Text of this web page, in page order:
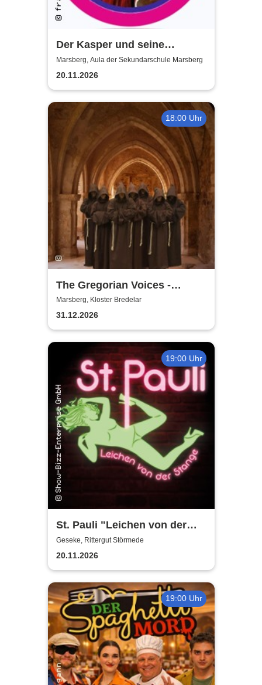
Der Kasper und seine
Freunde kommen zu euch!
frabe-figurentheater
Marsberg, Aula der Sekundarschule Marsberg
20.11.2026
18:00 Uhr
The Gregorian Voices -
Gregorianik zur
Weihnachtszeit
Marsberg, Kloster Bredelar
31.12.2026
19:00 Uhr
St. Pauli "Leichen von der
Stange" - Krimi-Dinner
Geseke, Rittergut Störmede
20.11.2026
19:00 Uhr